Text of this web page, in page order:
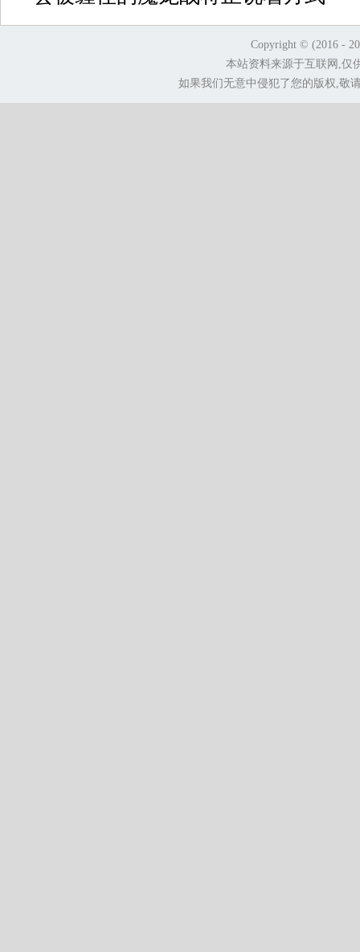
Copyright © (2016 -
本站资料来源于互联网,仅
如果我们无意中侵犯了您的版权,敬